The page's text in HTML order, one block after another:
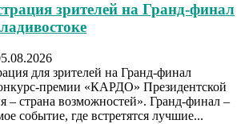
зрителей на Гранд-финал
для зрителей на Гранд-финал
премии «КАРДО» Президентской
– страна возможностей». Гранд-финал –
событие, где встретятся лучшие...